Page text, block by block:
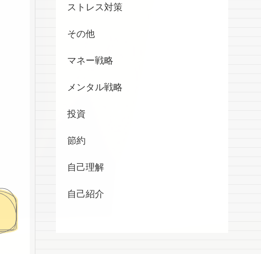
ストレス対策
その他
マネー戦略
メンタル戦略
投資
節約
自己理解
自己紹介